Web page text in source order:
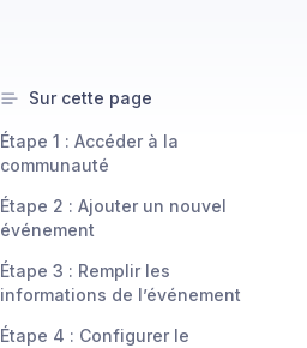
Sur cette page
Étape 1 : Accéder à la
communauté
Étape 2 : Ajouter un nouvel
événement
Étape 3 : Remplir les
informations de l’événement
Étape 4 : Configurer le